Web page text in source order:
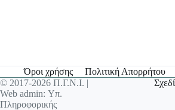
Όροι χρήσης Πολιτική Απορρήτου
© 2017-2026 Π.Γ.Ν.Ι. |
Web admin: Υπ.
Πληροφορικής